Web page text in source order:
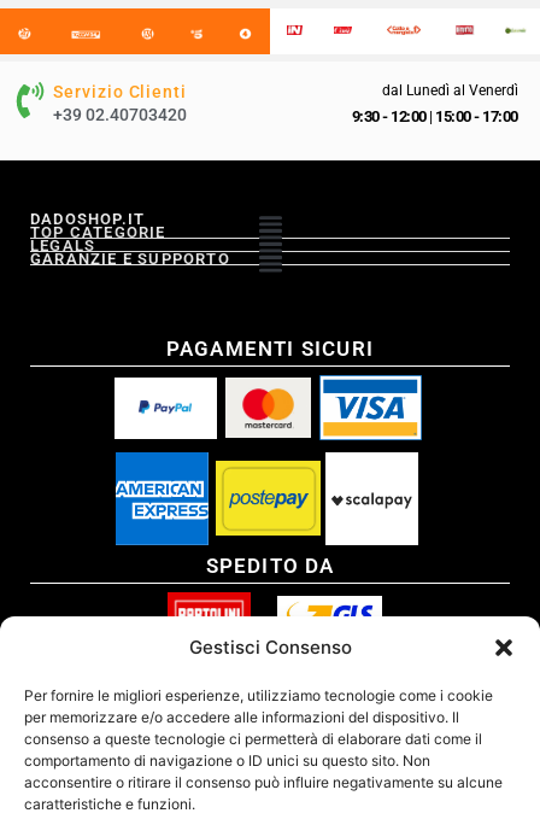
Gestisci Consenso
Per fornire le migliori esperienze, utilizziamo tecnologie come i cookie
per memorizzare e/o accedere alle informazioni del dispositivo. Il
consenso a queste tecnologie ci permetterà di elaborare dati come il
comportamento di navigazione o ID unici su questo sito. Non
acconsentire o ritirare il consenso può influire negativamente su alcune
caratteristiche e funzioni.
Servizio Clienti
+39 02.40703420
dal Lunedì al Venerdì
9:30 - 12:00| 15:00 - 17:00
DADOSHOP.IT
TOP CATEGORIE
LEGALS
GARANZIE E SUPPORTO
PAGAMENTI SICURI
SPEDITO DA